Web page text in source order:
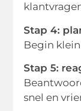
Stap 4:
Begin
Stap 5:
snel en